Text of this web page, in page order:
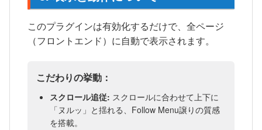
このプラグインは有効化するだけで、全ページ
（フロントエンド）に自動で表示されます。
こだわりの挙動：
スクロール追従: スクロールに合わせて上下に
「ヌルッ」と揺れる、Follow Menu譲りの質感
を搭載。